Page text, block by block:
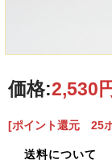
価格:2,530
[ポイント還元 25
送料について